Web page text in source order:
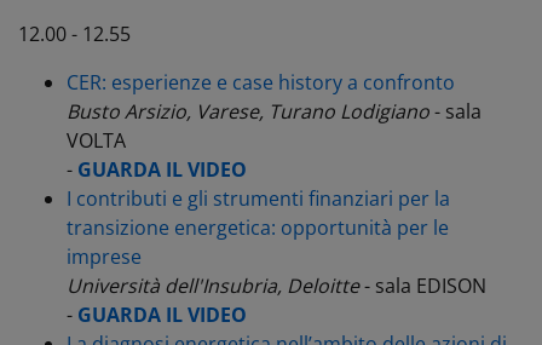
12.00 - 12.55
CER: esperienze e case history a confronto
Busto Arsizio, Varese, Turano Lodigiano- sala
VOLTA
- GUARDA IL VIDEO
I contributi e gli strumenti finanziari per la
transizione energetica: opportunità per le
imprese
Università dell'Insubria, Deloitte- sala EDISON
- GUARDA IL VIDEO